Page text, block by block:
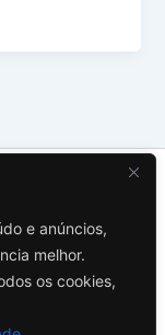
e anúncios,
melhor.
os cookies,